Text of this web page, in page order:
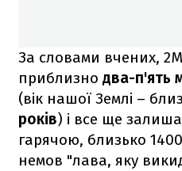
За словами вчених,
приблизно два-п'ять
(вік нашої Землі –
років) і все ще
гарячою, близько
немов "лава, яку